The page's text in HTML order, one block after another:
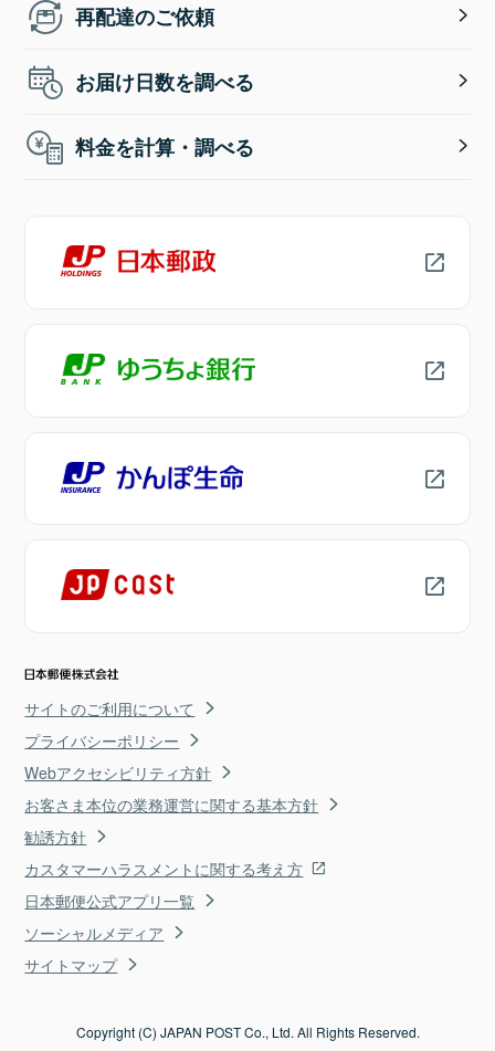
再配達のご依頼
お届け日数を調べる
料金を計算・調べる
サイトのご利用について
プライバシーポリシー
Webアクセシビリティ方針
お客さま本位の業務運営に関する基本方針
勧誘方針
カスタマーハラスメントに関する考え方
日本郵便公式アプリ一覧
ソーシャルメディア
サイトマップ
Copyright (C) JAPAN POST Co., Ltd. All Rights Reserved.